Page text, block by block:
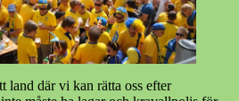
land där vi kan rätta oss efter